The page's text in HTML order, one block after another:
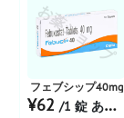
お薬ショップ
フェブシップ40mg
¥62 /1 錠 あたり